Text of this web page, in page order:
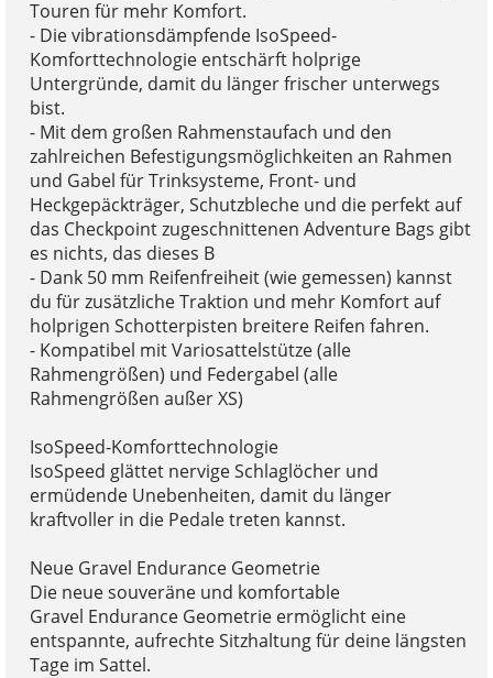
Touren für mehr Komfort.
- Die vibrationsdämpfende IsoSpeed-
Komforttechnologie entschärft holprige
Untergründe, damit du länger frischer unterwegs
bist.
- Mit dem großen Rahmenstaufach und den
zahlreichen Befestigungsmöglichkeiten an Rahmen
und Gabel für Trinksysteme, Front- und
Heckgepäckträger, Schutzbleche und die perfekt auf
das Checkpoint zugeschnittenen Adventure Bags gibt
es nichts, das dieses B
- Dank 50 mm Reifenfreiheit (wie gemessen) kannst
du für zusätzliche Traktion und mehr Komfort auf
holprigen Schotterpisten breitere Reifen fahren.
- Kompatibel mit Variosattelstütze (alle
Rahmengrößen) und Federgabel (alle
Rahmengrößen außer XS)
IsoSpeed-Komforttechnologie
IsoSpeed glättet nervige Schlaglöcher und
ermüdende Unebenheiten, damit du länger
kraftvoller in die Pedale treten kannst.
Neue Gravel Endurance Geometrie
Die neue souveräne und komfortable
Gravel Endurance Geometrie ermöglicht eine
entspannte, aufrechte Sitzhaltung für deine längsten
Tage im Sattel.